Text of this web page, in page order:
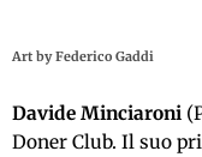
Art by Federico Gaddi
Davide Minciaroni
Doner Club. Il suo